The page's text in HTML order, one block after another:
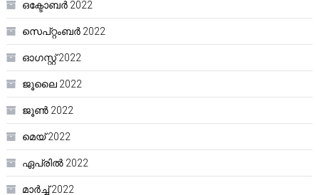
ഒക്ടോബർ 2022
സെപ്റ്റംബർ 2022
ഓഗസ്റ്റ്‌ 2022
ജൂലൈ 2022
ജൂൺ 2022
മെയ്‌ 2022
ഏപ്രിൽ 2022
മാർച്ച്‌ 2022